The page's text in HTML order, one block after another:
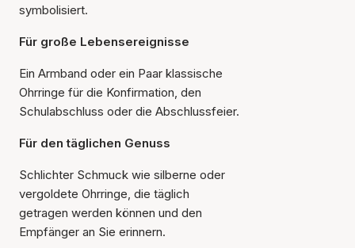
symbolisiert.
Für große Lebensereignisse
Ein Armband oder ein Paar klassische
Ohrringe für die Konfirmation, den
Schulabschluss oder die Abschlussfeier.
Für den täglichen Genuss
Schlichter Schmuck wie silberne oder
vergoldete Ohrringe, die täglich
getragen werden können und den
Empfänger an Sie erinnern.